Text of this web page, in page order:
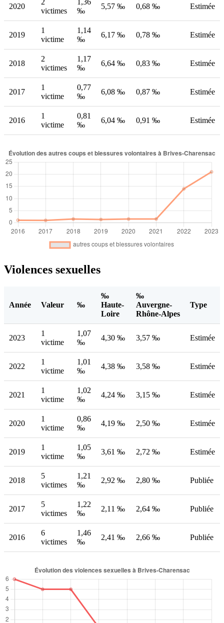
2020
victimes
‰
5,57 ‰ 0,68 ‰ Estimée
2019
1
victime
1,14
‰
6,17 ‰ 0,78 ‰ Estimée
2018
2
victimes
1,17
‰
6,64 ‰ 0,83 ‰ Estimée
2017
1
victime
0,77
‰
6,08 ‰ 0,87 ‰ Estimée
2016
1
victime
0,81
‰
6,04 ‰ 0,91 ‰ Estimée
Violences sexuelles
Année Valeur ‰
‰
Haute-
Loire
‰
Auvergne-
Rhône-Alpes
Type
2023
1
victime
1,07
‰
4,30 ‰ 3,57 ‰ Estimée
2022
1
victime
1,01
‰
4,38 ‰ 3,58 ‰ Estimée
2021
1
victime
1,02
‰
4,24 ‰ 3,15 ‰ Estimée
2020
1
victime
0,86
‰
4,19 ‰ 2,50 ‰ Estimée
2019
1
victime
1,05
‰
3,61 ‰ 2,72 ‰ Estimée
2018
5
victimes
1,21
‰
2,92 ‰ 2,80 ‰ Publiée
2017
5
victimes
1,22
‰
2,11 ‰ 2,64 ‰ Publiée
2016
6
victimes
1,46
‰
2,41 ‰ 2,66 ‰ Publiée